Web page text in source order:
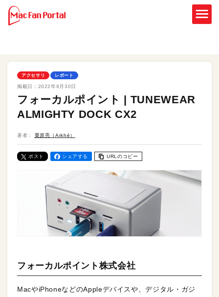
アクセサリ レポート
掲載日： 2022年9月30日
フォーカルポイント | TUNEWEAR
ALMIGHTY DOCK CX2
著者： 栗原亮（Arkhē）
ポスト シェアする URLのコピー
フォーカルポイント株式会社
MacやiPhoneなどのAppleデバイスや、デジタル・ガジ